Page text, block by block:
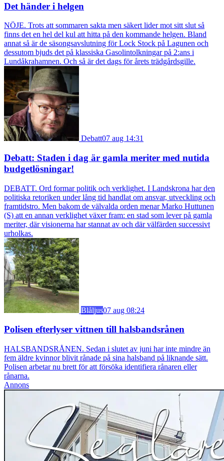
Det händer i helgen
NÖJE. Trots att sommaren sakta men säkert lider mot sitt slut så
finns det en hel del kul att hitta på den kommande helgen. Bland
annat så är de säsongsavslutning för Lock Stock på Lagunen och
dessutom bjuds det på klassiska Gasolintolkningar på 2:ans i
Lundåkrahamnen. Och så är det dags för årets trädgårdsgille.
Debatt07 aug 14:31
Debatt: Staden i dag är gamla meriter med nutida
budgetlösningar!
DEBATT. Ord formar politik och verklighet. I Landskrona har den
politiska retoriken under lång tid handlat om ansvar, utveckling och
framtidstro. Men bakom de välvalda orden menar Marko Huttunen
(S) att en annan verklighet växer fram: en stad som lever på gamla
meriter, där visionerna har stannat av och där välfärden successivt
urholkas.
Blåljus07 aug 08:24
Polisen efterlyser vittnen till halsbandsrånen
HALSBANDSRÅNEN. Sedan i slutet av juni har inte mindre än
fem äldre kvinnor blivit rånade på sina halsband på liknande sätt.
Polisen arbetar nu brett för att försöka identifiera rånaren eller
rånarna.
Annons